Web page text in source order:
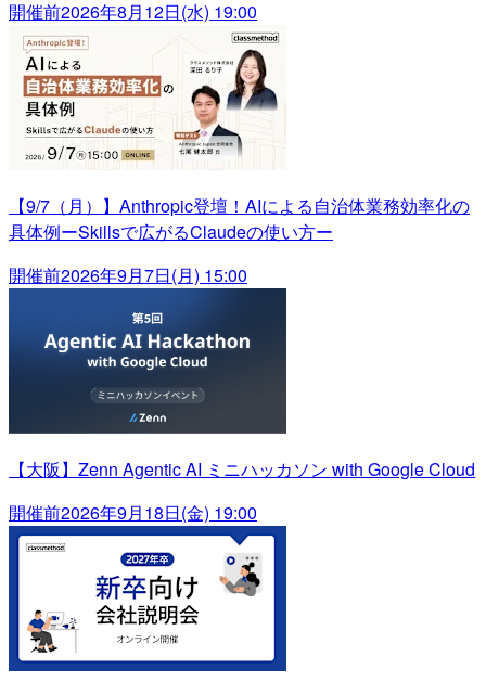
開催前2026年8月12日(水) 19:00
【9/7（月）】Anthropic登壇！AIによる自治体業務効率化の
具体例ーSkillsで広がるClaudeの使い方ー
開催前2026年9月7日(月) 15:00
【大阪】Zenn Agentic AI ミニハッカソン with Google Cloud
開催前2026年9月18日(金) 19:00